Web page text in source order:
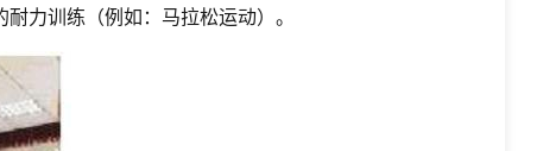
力训练（例如：马拉松运动）。